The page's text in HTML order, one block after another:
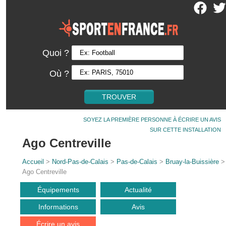
Quoi ?
Où ?
SOYEZ LA PREMIÈRE PERSONNE À ÉCRIRE UN AVIS
SUR CETTE INSTALLATION
Ago Centreville
Accueil > Nord-Pas-de-Calais > Pas-de-Calais > Bruay-la-Buissière >
Ago Centreville
Équipements Actualité
Informations Avis
Écrire un avis